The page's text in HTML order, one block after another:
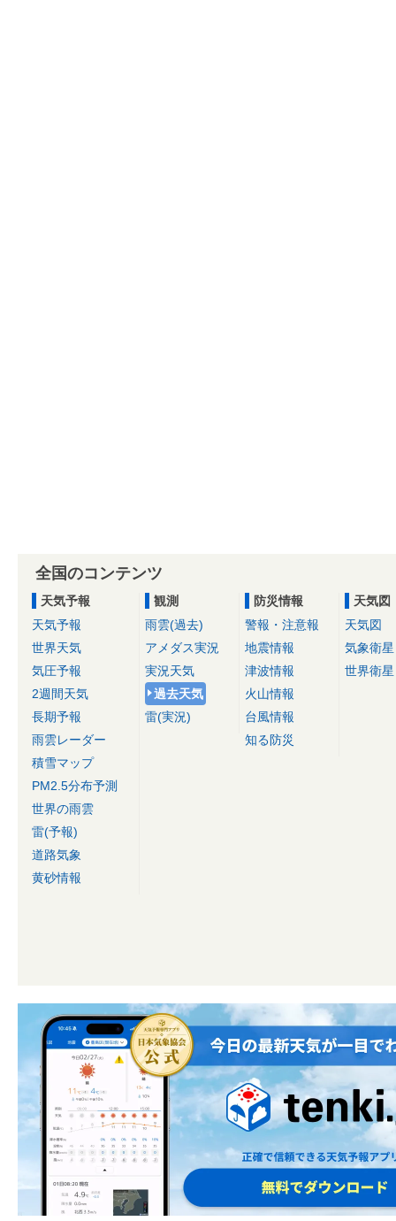
全国のコンテンツ
天気予報
天気予報
世界天気
気圧予報
2週間天気
長期予報
雨雲レーダー
積雪マップ
PM2.5分布予測
世界の雨雲
雷(予報)
道路気象
黄砂情報
観測
雨雲(過去)
アメダス実況
実況天気
過去天気
雷(実況)
防災情報
警報・注意報
地震情報
津波情報
火山情報
台風情報
知る防災
天気図
天気図
気象衛星
世界衛星